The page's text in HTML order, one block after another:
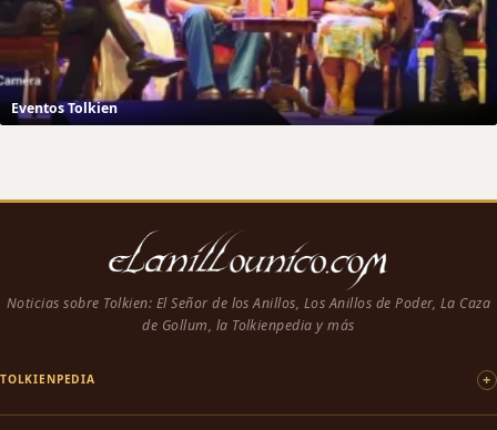
Eventos Tolkien
Noticias sobre Tolkien: El Señor de los Anillos, Los Anillos de Poder, La Caza
de Gollum, la Tolkienpedia y más
TOLKIENPEDIA